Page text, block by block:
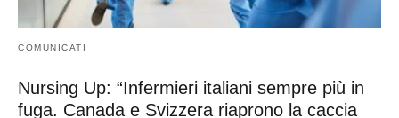
COMUNICATI
Nursing Up: “Infermieri italiani sempre più in
fuga. Canada e Svizzera riaprono la caccia